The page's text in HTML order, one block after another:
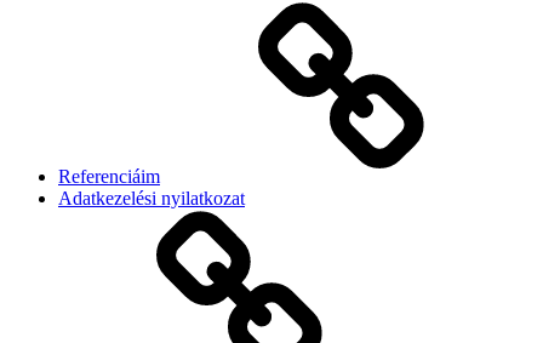
Referenciáim
Adatkezelési nyilatkozat